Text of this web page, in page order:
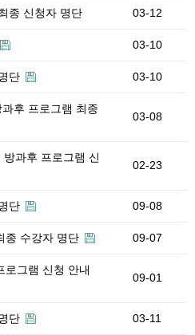
종 신청자 명단 03-12
03-10
단 03-10
후 프로그램 최종
03-08
과후 프로그램 신
02-23
단 09-08
종 수강자 명단 09-07
로그램 신청 안내
09-01
단 03-11